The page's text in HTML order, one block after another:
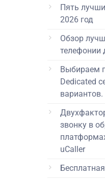
Пять
2026 год
Обзор
телефонии
Выбираем
Dedicated
вариантов.
звонку в
uCaller